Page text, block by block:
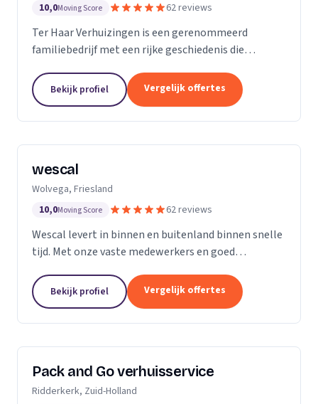
10,0Moving Score 62 reviews
Ter Haar Verhuizingen is een gerenommeerd
familiebedrijf met een rijke geschiedenis die
gespecialiseerd in het bieden van naadloze en
zorgeloze verhuisdiensten...
Bekijk profiel Vergelijk offertes
wescal
Wolvega, Friesland
10,0Moving Score 62 reviews
Wescal levert in binnen en buitenland binnen snelle
tijd. Met onze vaste medewerkers en goed
na wat we beloven. Door goede
kwaliteitsvoertuigen te...
Bekijk profiel Vergelijk offertes
Pack and Go verhuisservice
Ridderkerk, Zuid-Holland